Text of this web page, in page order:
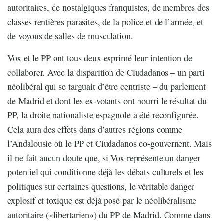
autoritaires, de nostalgiques franquistes, de membres des
classes rentières parasites, de la police et de l’armée, et
de voyous de salles de musculation.
Vox et le PP ont tous deux exprimé leur intention de
collaborer. Avec la disparition de Ciudadanos – un parti
néolibéral qui se targuait d’être centriste – du parlement
de Madrid et dont les ex-votants ont nourri le résultat du
PP, la droite nationaliste espagnole a été reconfigurée.
Cela aura des effets dans d’autres régions comme
l’Andalousie où le PP et Ciudadanos co-gouvernent. Mais
il ne fait aucun doute que, si Vox représente un danger
potentiel qui conditionne déjà les débats culturels et les
politiques sur certaines questions, le véritable danger
explosif et toxique est déjà posé par le néolibéralisme
autoritaire («libertarien») du PP de Madrid. Comme dans